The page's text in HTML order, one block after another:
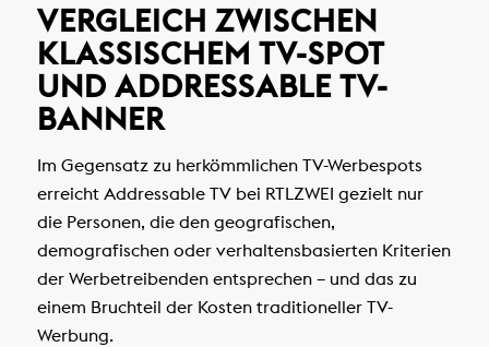
VERGLEICH ZWISCHEN
KLASSISCHEM TV-SPOT
UND ADDRESSABLE TV-
BANNER
Im Gegensatz zu herkömmlichen TV-Werbespots
erreicht Addressable TV bei RTLZWEI gezielt nur
die Personen, die den geografischen,
demografischen oder verhaltensbasierten Kriterien
der Werbetreibenden entsprechen – und das zu
einem Bruchteil der Kosten traditioneller TV-
Werbung.